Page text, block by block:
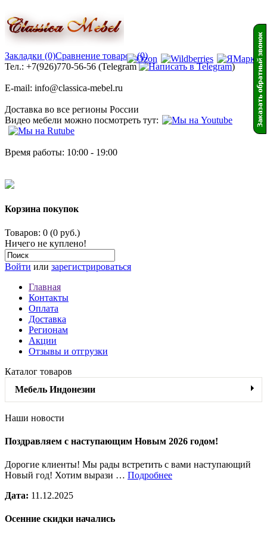
Закладки (0)Сравнение товаров (0)
Тел.: +7(926)770-56-56 (Telegram
)
E-mail: info@classica-mebel.ru
Доставка во все регионы России
Видео мебели можно посмотреть тут:
Время работы: 10:00 - 19:00
Корзина покупок
Товаров: 0 (0 руб.)
Ничего не куплено!
Войти или зарегистрироваться
Главная
Контакты
Оплата
Доставка
Регионам
Акции
Отзывы и отгрузки
Каталог товаров
Мебель Индонезии
Наши новости
Поздравляем с наступающим Новым 2026 годом!
Дорогие клиенты! Мы рады встретить с вами наступающий
Новый год! Хотим вырази … Подробнее
Дата: 11.12.2025
Осенние скидки начались